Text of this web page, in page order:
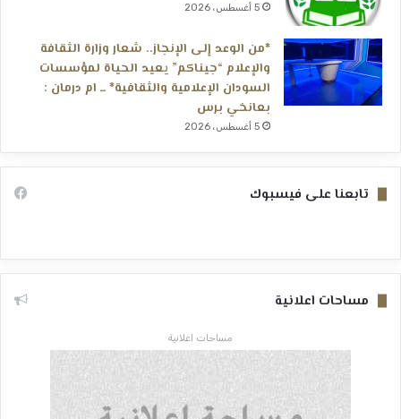
5 أغسطس، 2026
*من الوعد إلى الإنجاز.. شعار وزارة الثقافة
والإعلام “جيناكم” يعيد الحياة لمؤسسات
السودان الإعلامية والثقافية* ــ ام درمان :
بعانخي برس
5 أغسطس، 2026
تابعنا على فيسبوك
مساحات اعلانية
مساحات اعلانية